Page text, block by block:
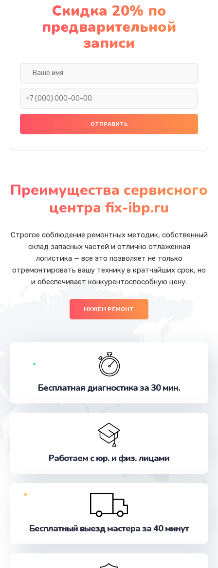
Скидка 20% по
предварительной
записи
Преимущества сервисного
центра fix-ibp.ru
Строгое соблюдение ремонтных методик, собственный
склад запасных частей и отлично отлаженная
логистика — все это позволяет не только
отремонтировать вашу технику в кратчайших срок, но
и обеспечивает конкурентоспособную цену.
НУЖЕН РЕМОНТ
Бесплатная диагностика за 30 мин.
Работаем с юр. и физ. лицами
Бесплатный выезд мастера за 40 минут